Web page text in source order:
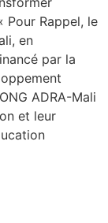
Pour Rappel, le
en
par la
ADRA-Mali
et leur